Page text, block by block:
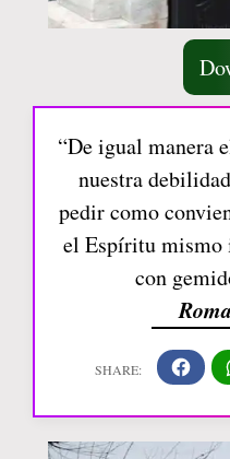
“De igual manera
nuestra
pedir como
el Espíritu mismo
con